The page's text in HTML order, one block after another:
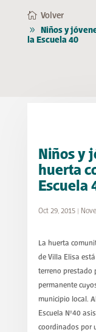
Volver
Niños y
la Escuela 40
Niños y
huerta
Escuela
Oct 29, 2015|
La huerta
de Villa Elisa
terreno prestado
permanente
municipio local.
Escuela N°40
coordinados por